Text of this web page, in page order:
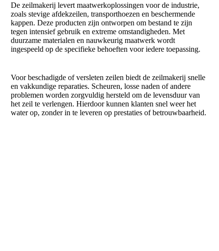
De zeilmakerij levert maatwerkoplossingen voor de industrie,
zoals stevige afdekzeilen, transporthoezen en beschermende
kappen. Deze producten zijn ontworpen om bestand te zijn
tegen intensief gebruik en extreme omstandigheden. Met
duurzame materialen en nauwkeurig maatwerk wordt
ingespeeld op de specifieke behoeften voor iedere toepassing.
Voor beschadigde of versleten zeilen biedt de zeilmakerij snelle
en vakkundige reparaties. Scheuren, losse naden of andere
problemen worden zorgvuldig hersteld om de levensduur van
het zeil te verlengen. Hierdoor kunnen klanten snel weer het
water op, zonder in te leveren op prestaties of betrouwbaarheid.